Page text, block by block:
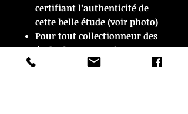
certifiant l’authenticité de
cette belle étude (voir photo)
Pour tout collectionneur des
écoles bretonnes, de Pont-
Aven et post-